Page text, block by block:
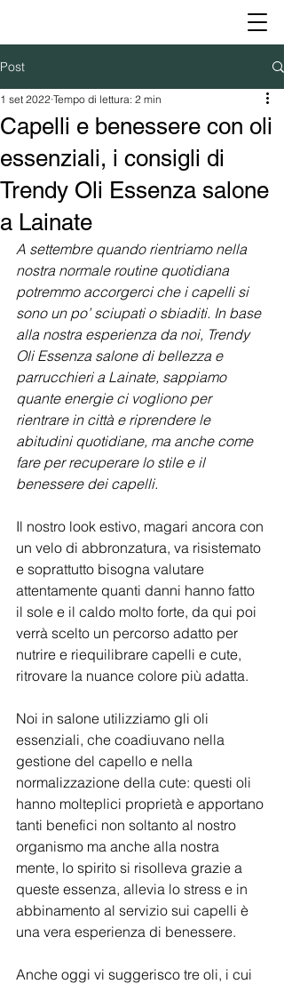
Post
Capelli e benessere con oli
essenziali, i consigli di
Trendy Oli Essenza salone
a Lainate
1 set 2022 Tempo di lettura: 2 min
A settembre quando rientriamo nella
nostra normale routine quotidiana
potremmo accorgerci che i capelli si
sono un po’ sciupati o sbiaditi. In base
alla nostra esperienza da noi, Trendy
Oli Essenza salone di bellezza e
parrucchieri a Lainate, sappiamo
quante energie ci vogliono per
rientrare in città e riprendere le
abitudini quotidiane, ma anche come
fare per recuperare lo stile e il
benessere dei capelli.
Il nostro look estivo, magari ancora con
un velo di abbronzatura, va risistemato
e soprattutto bisogna valutare
attentamente quanti danni hanno fatto
il sole e il caldo molto forte, da qui poi
verrà scelto un percorso adatto per
nutrire e riequilibrare capelli e cute,
ritrovare la nuance colore più adatta.
Noi in salone utilizziamo gli oli
essenziali, che coadiuvano nella
gestione del capello e nella
normalizzazione della cute: questi oli
hanno molteplici proprietà e apportano
tanti benefici non soltanto al nostro
organismo ma anche alla nostra
mente, lo spirito si risolleva grazie a
queste essenza, allevia lo stress e in
abbinamento al servizio sui capelli è
una vera esperienza di benessere.
Anche oggi vi suggerisco tre oli, i cui